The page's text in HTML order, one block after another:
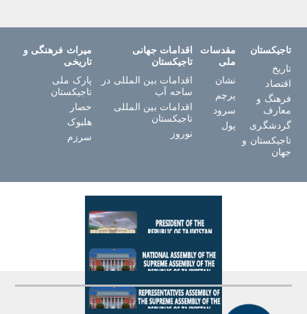
تاجیکستان
تاریخ
اقتصاد
فرهنگ و
معارف
گردشگری
تاجیکستان و
جهان
مقدسات
ملی
نشان
پرچم
سرود
پول
اقدامات جهانی
تاجیکستان
اقدامات بین المللی در
ساحه آب
اقدامات بین المللی
تاجیکستان
نوروز
میراث فرهنگی و
تاریخی
پارک ملی
تاجیکستان
حصار
هلبوک
سرزم